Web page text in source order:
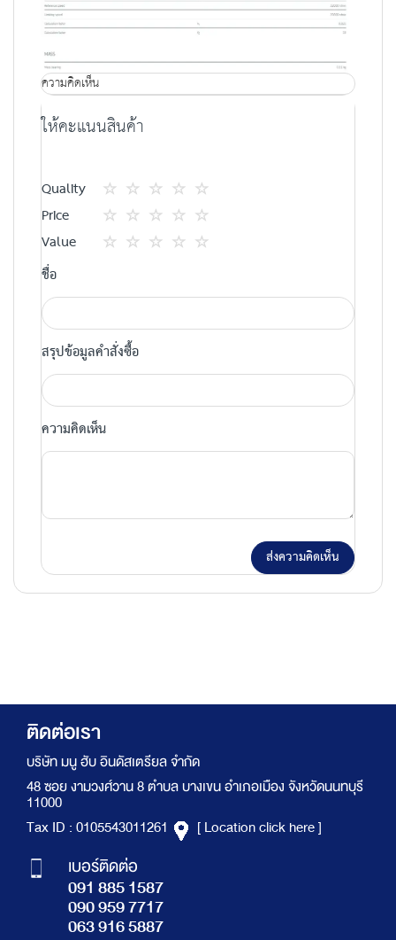
ความคิดเห็น
ให้คะแนนสินค้า
Quality
1
star
2
ดาว
3
ดาว
4
ดาว
5
ดาว
Price
1
2
3
4
5
Value
ชื่อ
สรุปข้อมูลคำสั่งซื้อ
ความคิดเห็น
ส่งความคิดเห็น
ติดต่อเรา
บริษัท มนู ฮับ อินดัสเตรียล จำกัด
48 ซอย งามวงศ์วาน 8 ตำบล บางเขน อำเภอเมือง จังหวัดนนทบุรี
11000
Tax ID : 0105543011261
[ Location click here ]
เบอร์ติดต่อ
091 885 1587
090 959 7717
063 916 5887